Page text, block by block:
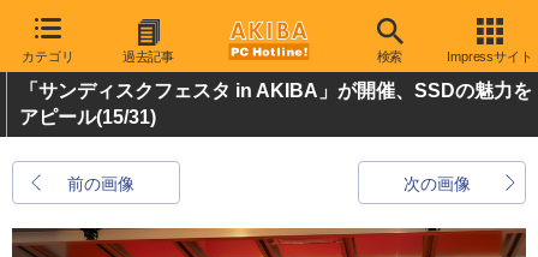
カテゴリ 過去記事 検索 Impressサイト
「サンディスクフェスタ in AKIBA」が開催、SSDの魅力を
アピール(15/31)
前の画像 次の画像